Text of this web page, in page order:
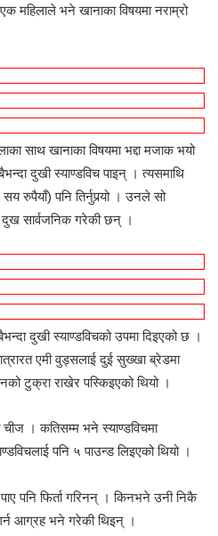
महिलाले भने खानाका विषयमा नराम्रो
साथ खानाका विषयमा भद्दा मजाक भयो
दुखी स्याण्डविच पाइन् । त्यसमाथि
रुपैयाँ) पनि तिर्नुपर्‍यो । उनले सो
दुख सार्वजनिक गरेकी छन् ।
दुखी स्याण्डविचको उपमा दिइएको छ ।
एमी वुड्सलाई दुई सुख्खा ब्रेडमा
टुक्रा राखेर पस्किइएको थियो ।
। कतिसम्म भने स्याण्डविचमा
पनि ५ पाउन्ड लिइएको थियो ।
पनि फिर्ता गरिनन् । किनभने उनी निकै
आग्रह भने गरेकी थिइन् ।